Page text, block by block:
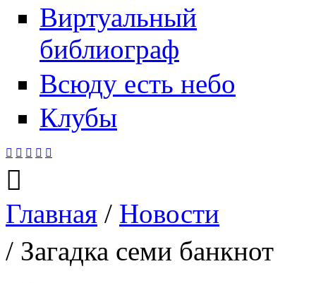
Виртуальный
библиограф
Всюду есть небо
Клубы
    

Вы здесь
Главная / Новости
/ Загадка семи банкнот